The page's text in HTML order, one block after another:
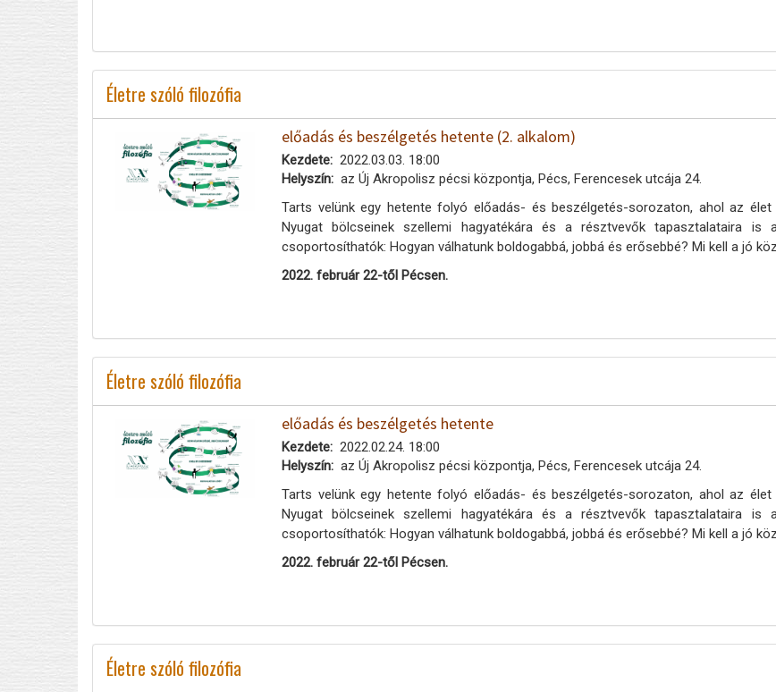
Életre szóló filozófia
előadás és beszélgetés hetente (2. alkalom)
Kezdete
2022.03.03. 18:00
Helyszín
az Új Akropolisz pécsi központja, Pécs, Ferencesek utcája 24.
Tarts velünk egy hetente folyó előadás- és beszélgetés-sorozaton, ahol az
Nyugat bölcseinek szellemi hagyatékára és a résztvevők tapasztalataira
csoportosíthatók: Hogyan válhatunk boldogabbá, jobbá és erősebbé? Mi kell a jó
2022. február 22-től Pécsen.
Életre szóló filozófia
előadás és beszélgetés hetente
Kezdete
2022.02.24. 18:00
Helyszín
az Új Akropolisz pécsi központja, Pécs, Ferencesek utcája 24.
Tarts velünk egy hetente folyó előadás- és beszélgetés-sorozaton, ahol az
Nyugat bölcseinek szellemi hagyatékára és a résztvevők tapasztalataira
csoportosíthatók: Hogyan válhatunk boldogabbá, jobbá és erősebbé? Mi kell a jó
2022. február 22-től Pécsen.
Életre szóló filozófia